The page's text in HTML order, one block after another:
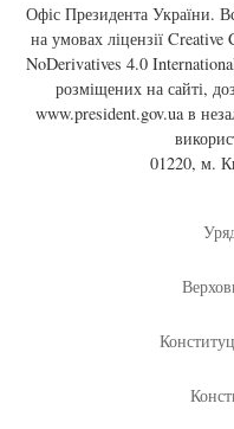
Офіс Президента України.
на умовах ліцензії Creative
NoDerivatives 4.0
розміщених на сайті,
www.president.gov.uaв
01220, м.